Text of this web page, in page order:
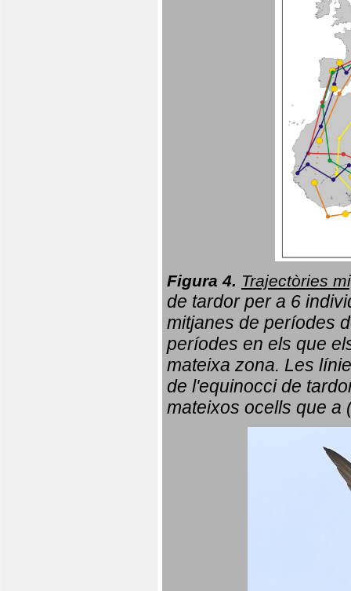
Figura 4. Trajectòries
de tardor per a 6
mitjanes de períodes
períodes en els que
mateixa zona. Les
de l'equinocci de
mateixos ocells que a